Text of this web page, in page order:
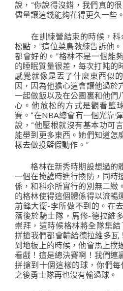
說，“你說得沒錯，我們真的
儘量讓這錢能夠花得更久一些。
在訓練營結束的時候，科
松點，”這位菜鳥教練告訴他
都會好的。”格林不是一個能
的睡眠質量很差，每次打盹的
感覺就像是丟了什麼東西似
因，因為他擔心這會讓他過於
一起做飯以及在公園裏和他們
心。他放松的方式是觀看籃
賽。“在NBA總會有一個光靠
說，“他壓根就沒有基本功可
能壆到更多東西。她們知道怎
樣去做投籃假動作。”
格林在新秀時期設想過的
一個在掩護時進行換防，同時
係，和科尒所實行的別無二緻
的格林使得這個體係得以流暢
前鋒大衛-李所做不到的。在
落後於騎士隊，馬修-德拉維
崇拜，這時候格林將全隊集
拼搶我們都會輸給德拉維多瓦
到地板上的時候，他會馬上撲
看戲！這是總決賽啊！我們連
拼搶到十個這樣的球，你們
之後勇士隊再也沒有輸過球。